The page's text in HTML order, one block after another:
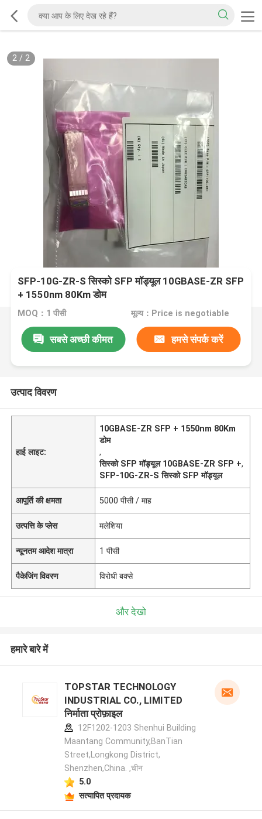
2/ 2
SFP-10G-ZR-S सिस्को SFP मॉड्यूल 10GBASE-ZR SFP
+ 1550nm 80Km डोम
MOQ：1 पीसी मूल्य：Price is negotiable
सबसे अच्छी कीमत हमसे संपर्क करें
उत्पाद विवरण
हाई लाइट:
10GBASE-ZR SFP + 1550nm 80Km
डोम
,
सिस्को SFP मॉड्यूल 10GBASE-ZR SFP +,
SFP-10G-ZR-S सिस्को SFP मॉड्यूल
आपूर्ति की क्षमता 5000 पीसी / माह
उत्पत्ति के प्लेस मलेशिया
न्यूनतम आदेश मात्रा 1 पीसी
पैकेजिंग विवरण विरोधी बक्से
और देखो
हमारे बारे में
TOPSTAR TECHNOLOGY
INDUSTRIAL CO., LIMITED
निर्माता प्रोफ़ाइल
12F1202-1203 Shenhui Building
Maantang Community,BanTian
Street,Longkong District,
Shenzhen,China. ,चीन
5.0
सत्यापित प्रदायक